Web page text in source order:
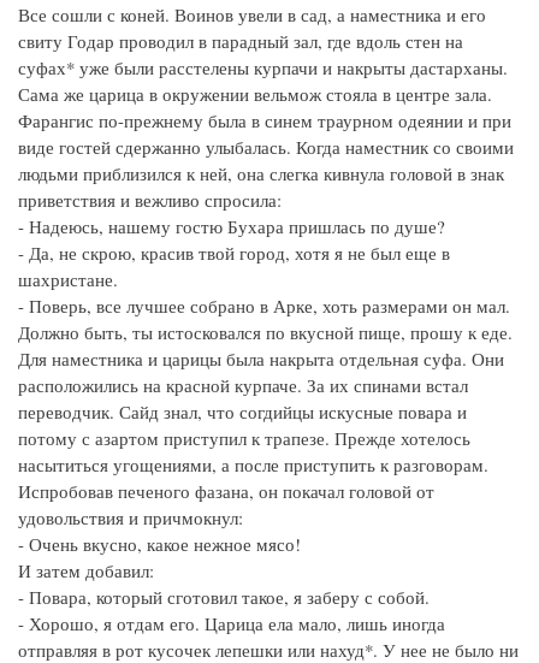
Все сошли с коней. Воинов увели в сад, а наместника и его
свиту Годар проводил в парадный зал, где вдоль стен на
суфах* уже были расстелены курпачи и накрыты дастарханы.
Сама же царица в окружении вельмож стояла в центре зала.
Фарангис по-прежнему была в синем траурном одеянии и при
виде гостей сдержанно улыбалась. Когда наместник со своими
людьми приблизился к ней, она слегка кивнула головой в знак
приветствия и вежливо спросила:
- Надеюсь, нашему гостю Бухара пришлась по душе?
- Да, не скрою, красив твой город, хотя я не был еще в
шахристане.
- Поверь, все лучшее собрано в Арке, хоть размерами он мал.
Должно быть, ты истосковался по вкусной пище, прошу к еде.
Для наместника и царицы была накрыта отдельная суфа. Они
расположились на красной курпаче. За их спинами встал
переводчик. Сайд знал, что согдийцы искусные повара и
потому с азартом приступил к трапезе. Прежде хотелось
насытиться угощениями, а после приступить к разговорам.
Испробовав печеного фазана, он покачал головой от
удовольствия и причмокнул:
- Очень вкусно, какое нежное мясо!
И затем добавил:
- Повара, который сготовил такое, я заберу с собой.
- Хорошо, я отдам его. Царица ела мало, лишь иногда
отправляя в рот кусочек лепешки или нахуд*. У нее не было ни